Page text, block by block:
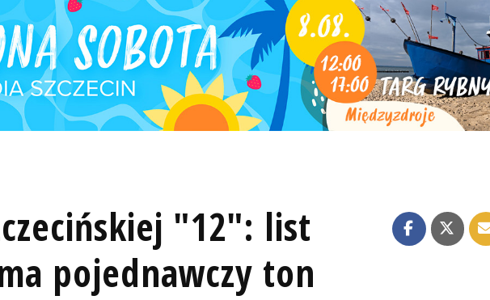
"12": list
pojednawczy ton